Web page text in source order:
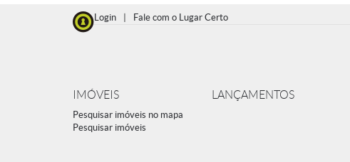
Login | Fale com o Lugar Certo
IMÓVEIS
Pesquisar imóveis no mapa
Pesquisar imóveis
LANÇAMENTOS